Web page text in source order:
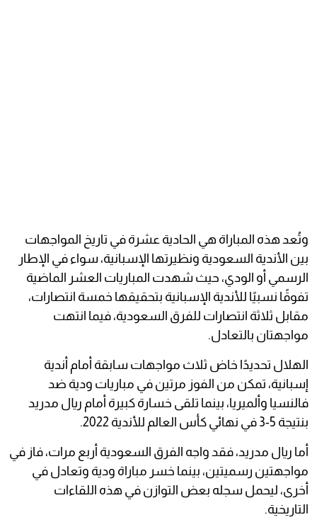
وتُعد هذه المباراة هي الحادية عشرة في تاريخ المواجهات
بين الأندية السعودية ونظيرتها الإسبانية، سواء في الإطار
الرسمي أو الودي، حيث شهدت المباريات العشر الماضية
تفوقًا نسبيًا للأندية الإسبانية بتحقيقها خمسة انتصارات،
مقابل ثلاثة انتصارات للفرق السعودية، فيما انتهت
مواجهتان بالتعادل.
الهلال تحديدًا خاض ثلاث مواجهات سابقة أمام أندية
إسبانية، تمكن من الفوز مرتين في مباريات ودية ضد
فالنسيا وألميريا، بينما تلقى خسارة كبيرة أمام ريال مدريد
بنتيجة 5-3 في نهائي كأس العالم للأندية 2022.
أما ريال مدريد، فقد واجه الفرق السعودية أربع مرات، فاز في
مواجهتين رسميتين، بينما خسر مباراة ودية وتعادل في
أخرى، ليحمل سجله بعض التوازن في هذه اللقاءات
التاريخية.